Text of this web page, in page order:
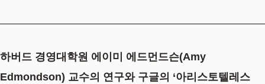
하버드 경영대학원 에이미 에드먼드슨(Amy
Edmondson) 교수의 연구와 구글의 ‘아리스토텔레스